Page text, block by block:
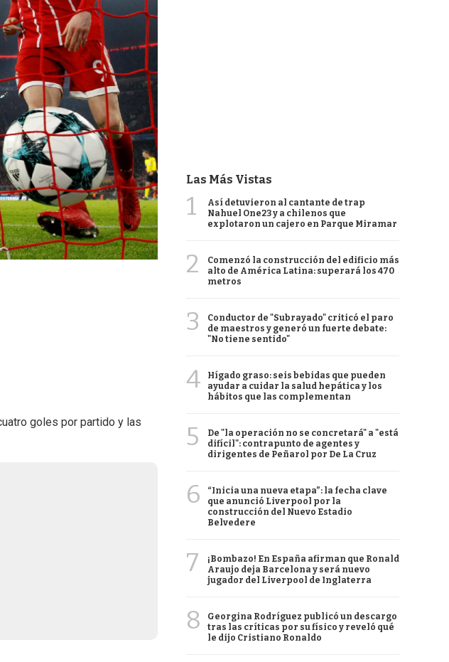
goles por partido y las
Las Más Vistas
1
Así detuvieron al cantante de trap
Nahuel One23 y a chilenos que
explotaron un cajero en Parque Miramar
2
Comenzó la construcción del edificio más
alto de América Latina: superará los 470
metros
3
Conductor de "Subrayado" criticó el paro
de maestros y generó un fuerte debate:
"No tiene sentido"
4
Hígado graso: seis bebidas que pueden
ayudar a cuidar la salud hepática y los
hábitos que las complementan
5
De "la operación no se concretará" a "está
difícil": contrapunto de agentes y
dirigentes de Peñarol por De La Cruz
6
“Inicia una nueva etapa”: la fecha clave
que anunció Liverpool por la
construcción del Nuevo Estadio
Belvedere
7
¡Bombazo! En España afirman que Ronald
Araujo deja Barcelona y será nuevo
jugador del Liverpool de Inglaterra
8
Georgina Rodríguez publicó un descargo
tras las críticas por su físico y reveló qué
le dijo Cristiano Ronaldo